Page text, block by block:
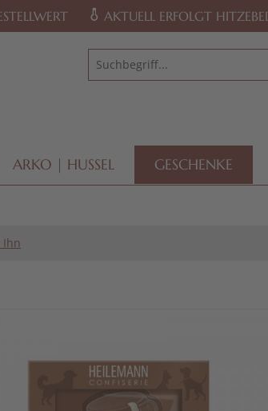
springen AKTUELL ERFOLGT
ARKO | HUSSEL GESCHENKE
Ihn